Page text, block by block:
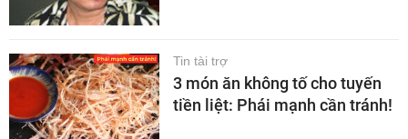
Tin tài trợ
3 món ăn không tố cho tuyến
tiền liệt: Phái mạnh cần tránh!